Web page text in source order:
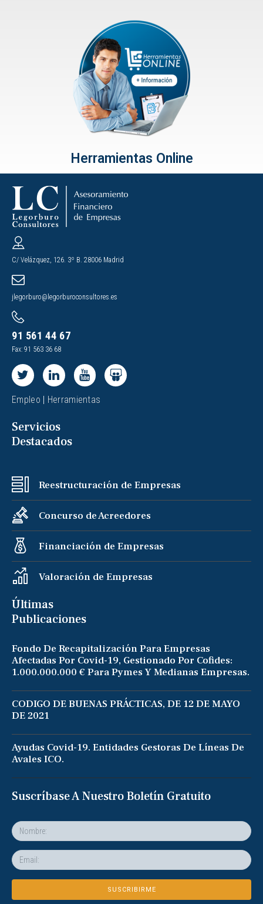
Herramientas Online
C/ Velázquez, 126. 3º B. 28006 Madrid
jlegorburo@legorburoconsultores.es
91 561 44 67
Fax: 91 563 36 68
Empleo | Herramientas
Servicios
Destacados
Reestructuración de Empresas
Concurso de Acreedores
Financiación de Empresas
Valoración de Empresas
Últimas
Publicaciones
Fondo De Recapitalización Para Empresas
Afectadas Por Covid-19, Gestionado Por Cofides:
1.000.000.000 € Para Pymes Y Medianas Empresas.
CODIGO DE BUENAS PRÁCTICAS, DE 12 DE MAYO
DE 2021
Ayudas Covid-19. Entidades Gestoras De Líneas De
Avales ICO.
Suscríbase A Nuestro Boletín Gratuito